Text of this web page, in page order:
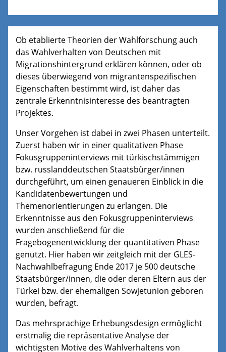
Ob etablierte Theorien der Wahlforschung auch
das Wahlverhalten von Deutschen mit
Migrationshintergrund erklären können, oder ob
dieses überwiegend von migrantenspezifischen
Eigenschaften bestimmt wird, ist daher das
zentrale Erkenntnisinteresse des beantragten
Projektes.
Unser Vorgehen ist dabei in zwei Phasen unterteilt.
Zuerst haben wir in einer qualitativen Phase
Fokusgruppeninterviews mit türkischstämmigen
bzw. russlanddeutschen Staatsbürger/innen
durchgeführt, um einen genaueren Einblick in die
Kandidatenbewertungen und
Themenorientierungen zu erlangen. Die
Erkenntnisse aus den Fokusgruppeninterviews
wurden anschließend für die
Fragebogenentwicklung der quantitativen Phase
genutzt. Hier haben wir zeitgleich mit der GLES-
Nachwahlbefragung Ende 2017 je 500 deutsche
Staatsbürger/innen, die oder deren Eltern aus der
Türkei bzw. der ehemaligen Sowjetunion geboren
wurden, befragt.
Das mehrsprachige Erhebungsdesign ermöglicht
erstmalig die repräsentative Analyse der
wichtigsten Motive des Wahlverhaltens von